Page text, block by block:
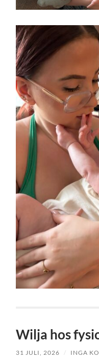
Wilja hos
31 JULI, 2026 / INGA